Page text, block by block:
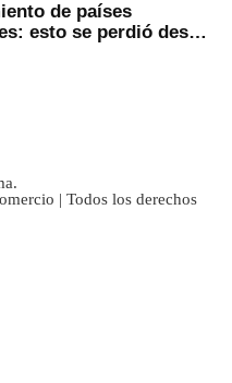
de países
esto se perdió desde
| Todos los derechos